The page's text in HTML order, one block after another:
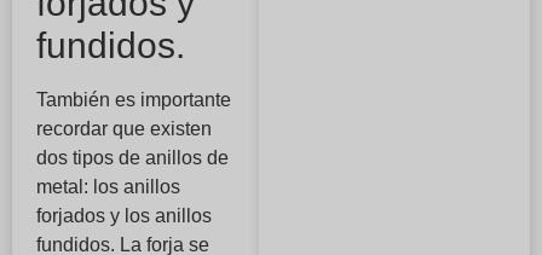
fundidos.
También es importante
recordar que existen
dos tipos de anillos de
metal: los anillos
forjados y los anillos
fundidos. La forja se